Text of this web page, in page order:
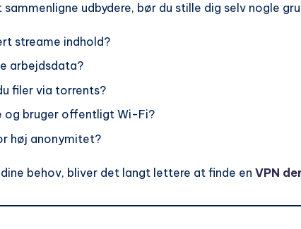
sammenligne udbydere, bør du stille dig selv nogle
streame indhold?
arbejdsdata?
filer via torrents?
og bruger offentligt Wi-Fi?
høj anonymitet?
behov, bliver det langt lettere at finde en VPN